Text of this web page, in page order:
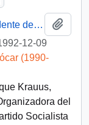
[Carta del Ministro del Interior al Presidente de la Comisión Organizadora del Congreso General Programático del Partido Socialista de Chile]
12-09
(1990-
Krauus,
del
Socialista